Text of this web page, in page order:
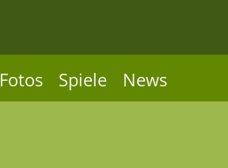
Fotos Spiele News